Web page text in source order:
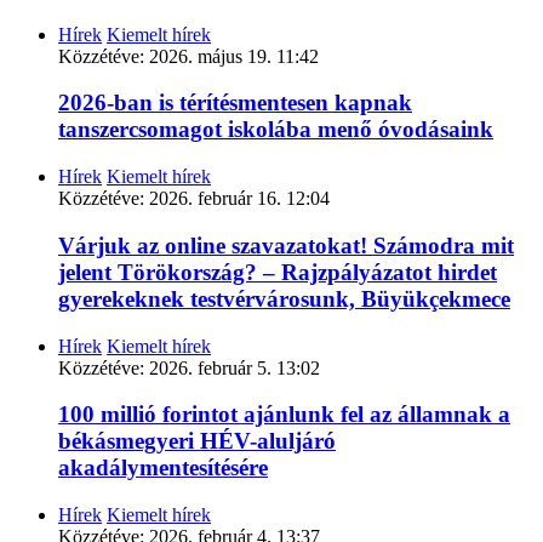
Hírek Kiemelt hírek
Közzétéve: 2026. május 19. 11:42
2026-ban is térítésmentesen kapnak
tanszercsomagot iskolába menő óvodásaink
Hírek Kiemelt hírek
Közzétéve: 2026. február 16. 12:04
Várjuk az online szavazatokat! Számodra mit
jelent Törökország? – Rajzpályázatot hirdet
gyerekeknek testvérvárosunk, Büyükçekmece
Hírek Kiemelt hírek
Közzétéve: 2026. február 5. 13:02
100 millió forintot ajánlunk fel az államnak a
békásmegyeri HÉV-aluljáró
akadálymentesítésére
Hírek Kiemelt hírek
Közzétéve: 2026. február 4. 13:37